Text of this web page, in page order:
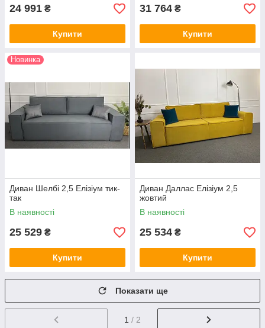
24 991 ₴
Купити
31 764 ₴
Купити
Новинка
Диван Шелбі 2,5 Елізіум тик-
так
В наявності
25 529 ₴
Купити
Диван Даллас Елізіум 2,5
жовтий
В наявності
25 534 ₴
Купити
Показати ще
1 / 2